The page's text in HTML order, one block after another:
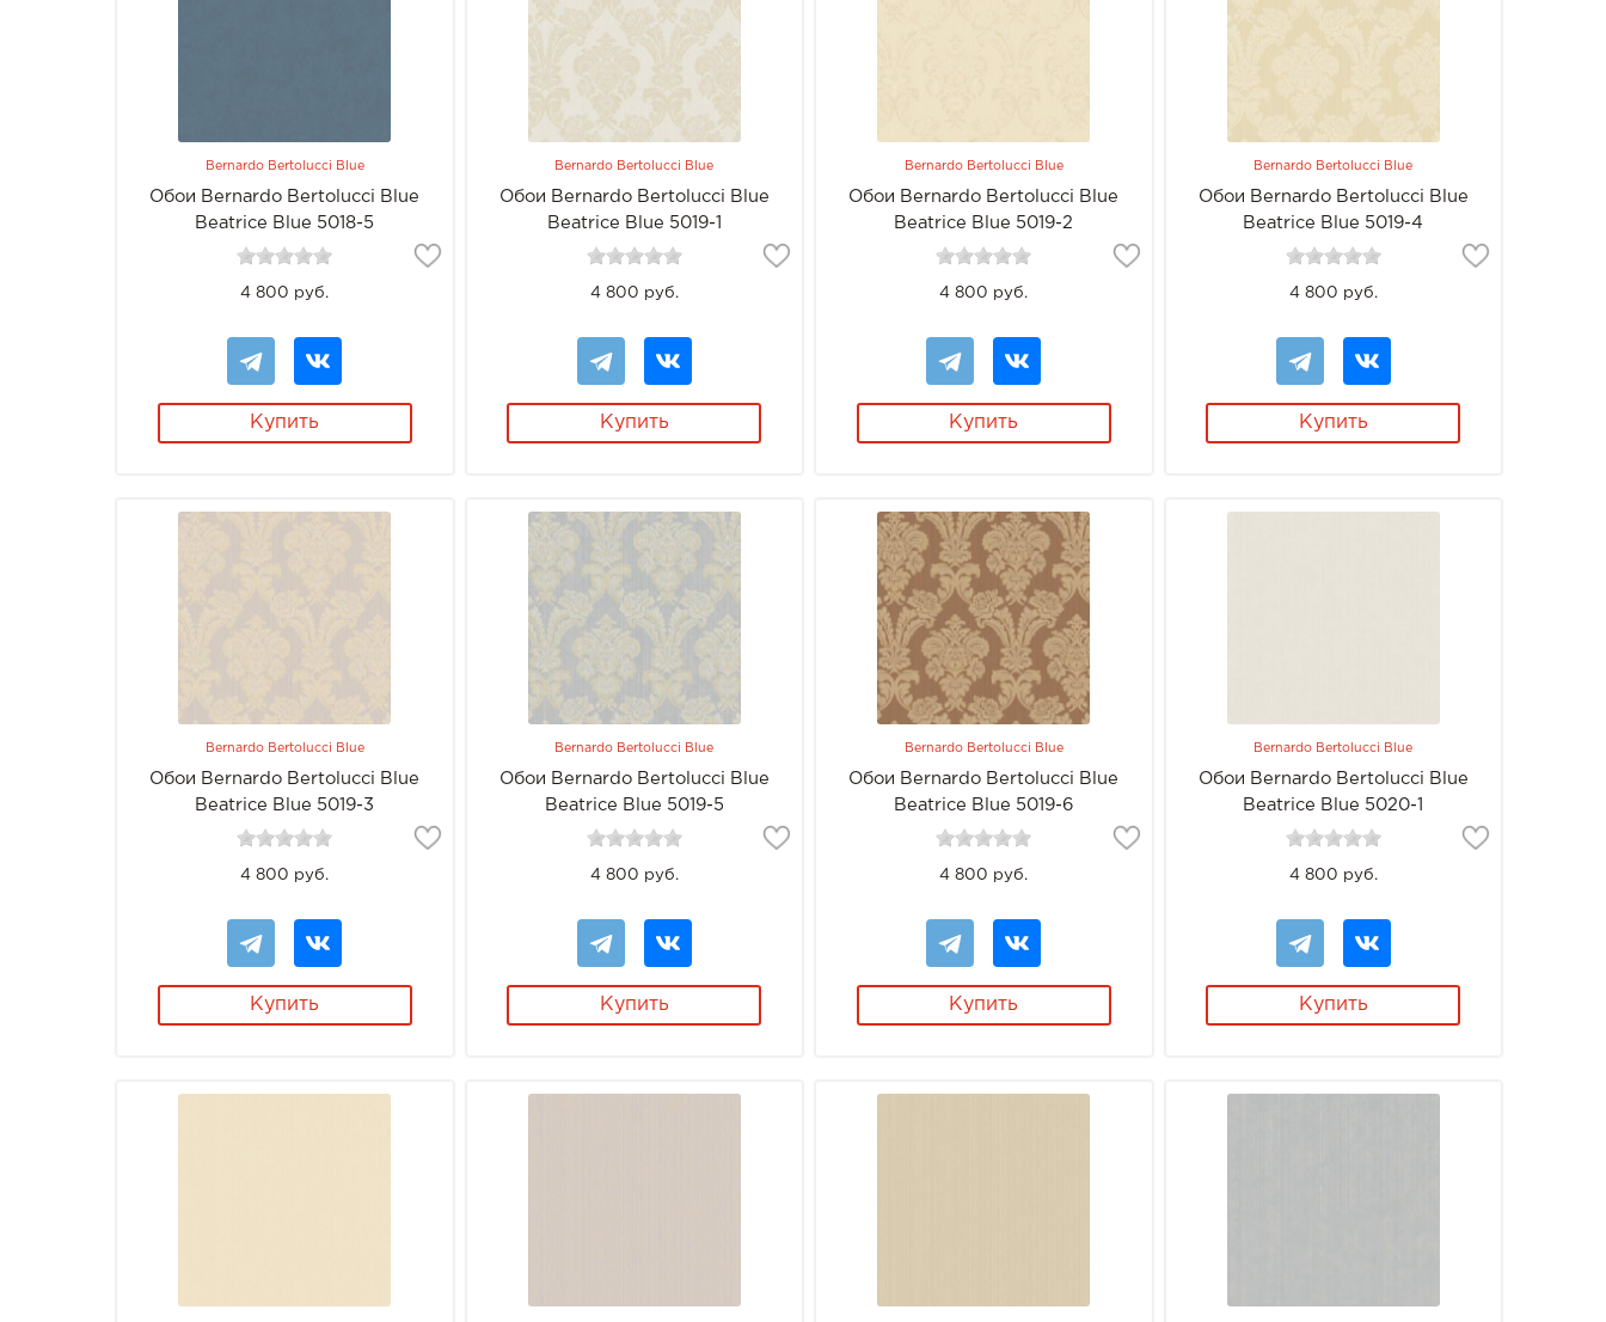
Bernardo Bertolucci Blue
Обои Bernardo Bertolucci Blue
Beatrice Blue 5018-5
4 800 руб.
Купить
Bernardo Bertolucci Blue
Обои Bernardo Bertolucci Blue
Beatrice Blue 5019-1
4 800 руб.
Купить
Bernardo Bertolucci Blue
Обои Bernardo Bertolucci Blue
Beatrice Blue 5019-2
4 800 руб.
Купить
Bernardo Bertolucci Blue
Обои Bernardo Bertolucci Blue
Beatrice Blue 5019-4
4 800 руб.
Купить
Bernardo Bertolucci Blue
Обои Bernardo Bertolucci Blue
Beatrice Blue 5019-3
4 800 руб.
Купить
Bernardo Bertolucci Blue
Обои Bernardo Bertolucci Blue
Beatrice Blue 5019-5
4 800 руб.
Купить
Bernardo Bertolucci Blue
Обои Bernardo Bertolucci Blue
Beatrice Blue 5019-6
4 800 руб.
Купить
Bernardo Bertolucci Blue
Обои Bernardo Bertolucci Blue
Beatrice Blue 5020-1
4 800 руб.
Купить